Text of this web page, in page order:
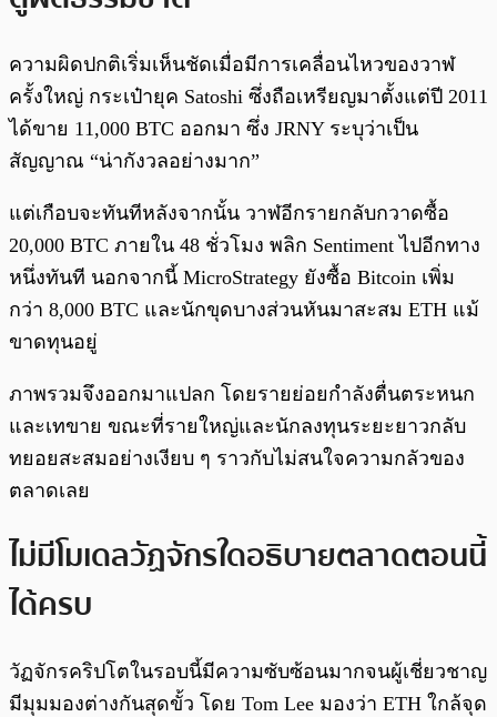
ความผิดปกติเริ่มเห็นชัดเมื่อมีการเคลื่อนไหวของวาฬ
ครั้งใหญ่ กระเป๋ายุค Satoshi ซึ่งถือเหรียญมาตั้งแต่ปี 2011
ได้ขาย 11,000 BTC ออกมา ซึ่ง JRNY ระบุว่าเป็น
สัญญาณ “น่ากังวลอย่างมาก”
แต่เกือบจะทันทีหลังจากนั้น วาฬอีกรายกลับกวาดซื้อ
20,000 BTC ภายใน 48 ชั่วโมง พลิก Sentiment ไปอีกทาง
หนึ่งทันที นอกจากนี้ MicroStrategy ยังซื้อ Bitcoin เพิ่ม
กว่า 8,000 BTC และนักขุดบางส่วนหันมาสะสม ETH แม้
ขาดทุนอยู่
ภาพรวมจึงออกมาแปลก โดยรายย่อยกำลังตื่นตระหนก
และเทขาย ขณะที่รายใหญ่และนักลงทุนระยะยาวกลับ
ทยอยสะสมอย่างเงียบ ๆ ราวกับไม่สนใจความกลัวของ
ตลาดเลย
ไม่มีโมเดลวัฏจักรใดอธิบายตลาดตอนนี้
ได้ครบ
วัฏจักรคริปโตในรอบนี้มีความซับซ้อนมากจนผู้เชี่ยวชาญ
มีมุมมองต่างกันสุดขั้ว โดย Tom Lee มองว่า ETH ใกล้จุด